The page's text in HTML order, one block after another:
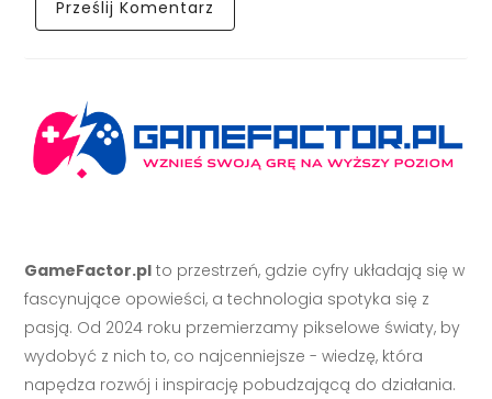
GameFactor.pl to przestrzeń, gdzie cyfry układają się w
fascynujące opowieści, a technologia spotyka się z
pasją. Od 2024 roku przemierzamy pikselowe światy, by
wydobyć z nich to, co najcenniejsze - wiedzę, która
napędza rozwój i inspirację pobudzającą do działania.